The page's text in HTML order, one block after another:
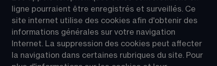
ligne pourraient être enregistrés et surveillés. Ce
site internet utilise des cookies afin d'obtenir des
informations générales sur votre navigation
Internet. La suppression des cookies peut affecter
la navigation dans certaines rubriques du site. Pour